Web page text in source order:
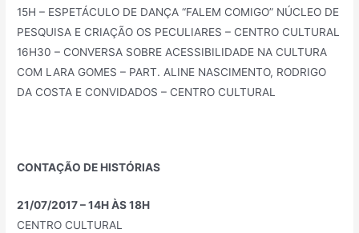
15H – ESPETÁCULO DE DANÇA “FALEM COMIGO” NÚCLEO DE
PESQUISA E CRIAÇÃO OS PECULIARES – CENTRO CULTURAL
16H30 – CONVERSA SOBRE ACESSIBILIDADE NA CULTURA
COM LARA GOMES – PART. ALINE NASCIMENTO, RODRIGO
DA COSTA E CONVIDADOS – CENTRO CULTURAL
CONTAÇÃO DE HISTÓRIAS
21/07/2017 – 14H ÀS 18H
CENTRO CULTURAL